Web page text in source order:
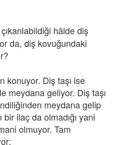
hâlde diş
da, diş kovuğundaki
konuyor. Diş taşı ise
meydana geliyor. Diş taşı
meydana gelip
ilaç da olmadığı yani
olmuyor. Tam